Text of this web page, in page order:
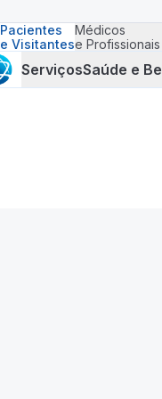
Pacientes
e Visitantes
Médicos
e
ServiçosSaúde e